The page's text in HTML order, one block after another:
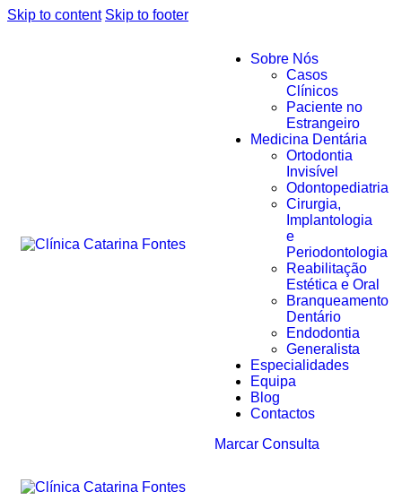
Skip to content Skip to footer
Sobre Nós
Casos
Clínicos
Paciente no
Estrangeiro
Medicina Dentária
Ortodontia
Invisível
Odontopediatria
Cirurgia,
Implantologia
e
Periodontologia
Reabilitação
Estética e Oral
Branqueamento
Dentário
Endodontia
Generalista
Especialidades
Equipa
Blog
Contactos
Marcar Consulta